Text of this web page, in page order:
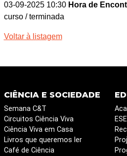
03-09-2025 10:30 Hora de
curso / terminada
Voltar à listagem
CIÊNCIA E SOCIEDADE
Semana C&T
Circuitos Ciência Viva
Ciência Viva em Casa
Livros que queremos ler
Café de Ciência